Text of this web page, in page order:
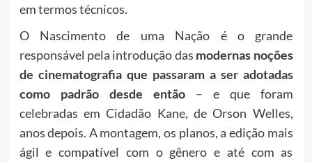
em termos técnicos.
O Nascimento de uma Nação é o grande
responsável pela introdução das modernas noções
de cinematografia que passaram a ser adotadas
como padrão desde então– e que foram
celebradas em Cidadão Kane, de Orson Welles,
anos depois. A montagem, os planos, a edição mais
ágil e compatível com o gênero e até com as